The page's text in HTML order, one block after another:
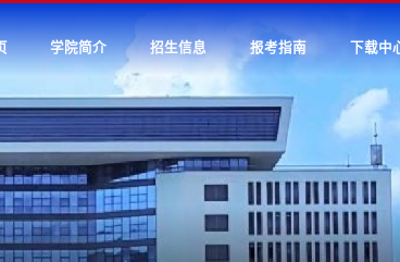
学院简介 招生信息 报考指南 下载中